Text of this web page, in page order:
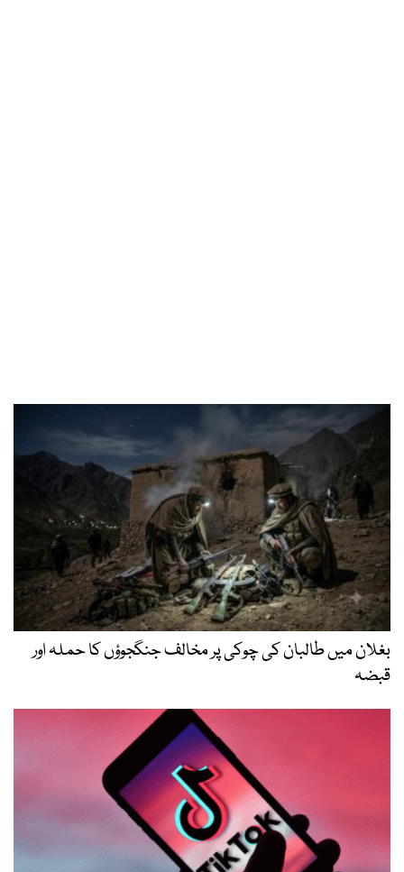
بغلان میں طالبان کی چوکی پر مخالف جنگجوؤں کا حملہ اور
قبضہ